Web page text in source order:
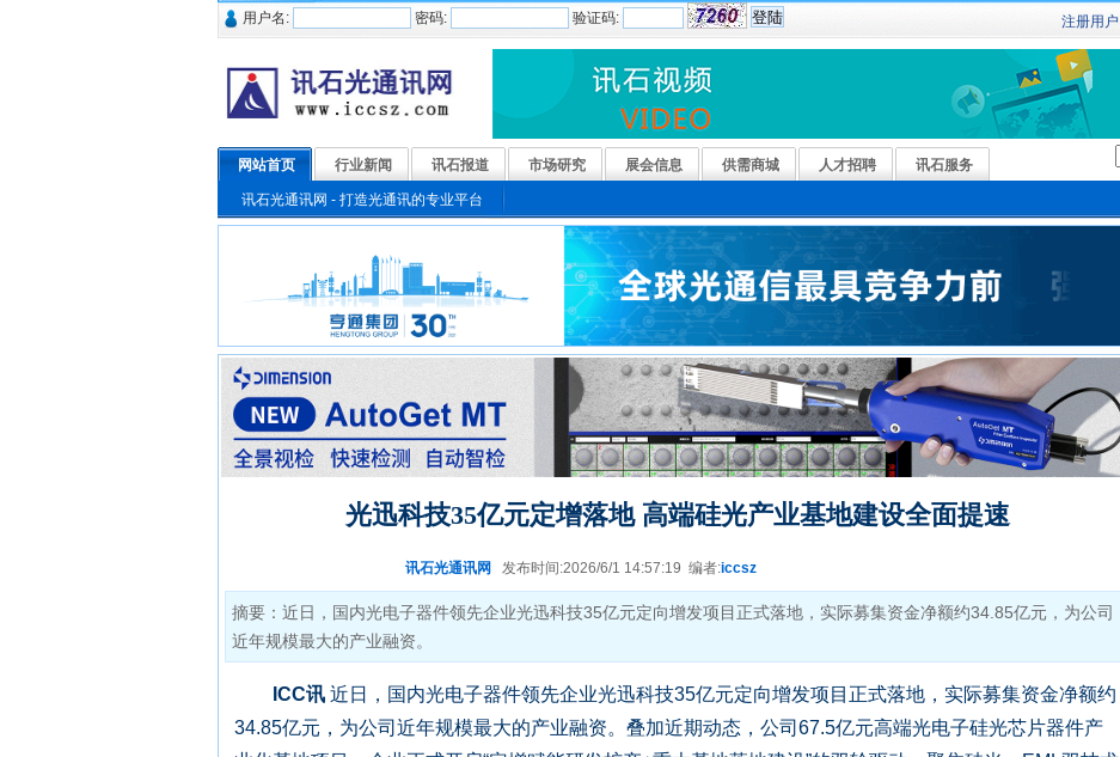
用户名: 密码: 验证码: 注册用户
网站首页 行业新闻 讯石报道 市场研究 展会信息 供需商城 人才招聘 讯石服务
讯石光通讯网 - 打造光通讯的专业平台
光迅科技35亿元定增落地 高端硅光产业基地建设全面提速
讯石光通讯网 发布时间:2026/6/1 14:57:19 编者:iccsz
摘要：近日，国内光电子器件领先企业光迅科技35亿元定向增发项目正式落地，实际募集资金净额约34.85亿元，为公司
近年规模最大的产业融资。
ICC讯 近日，国内光电子器件领先企业光迅科技35亿元定向增发项目正式落地，实际募集资金净额约
34.85亿元，为公司近年规模最大的产业融资。叠加近期动态，公司67.5亿元高端光电子硅光芯片器件产